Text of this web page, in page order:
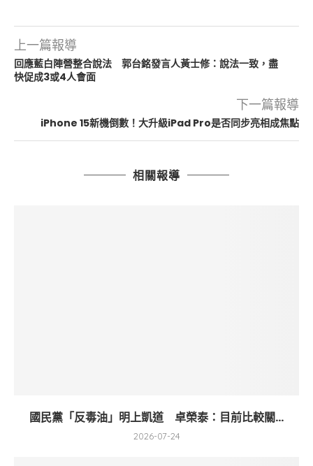
上一篇報導
回應藍白陣營整合說法 郭台銘發言人黃士修：說法一致，盡
快促成3或4人會面
下一篇報導
iPhone 15新機倒數！大升級iPad Pro是否同步亮相成焦點
相關報導
國民黨「反毒油」明上凱道 卓榮泰：目前比較關...
2026-07-24